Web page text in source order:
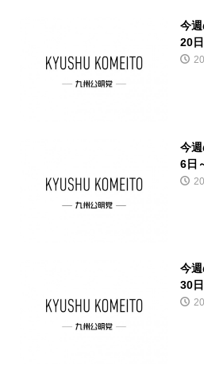
今
20
今
6日
今
30